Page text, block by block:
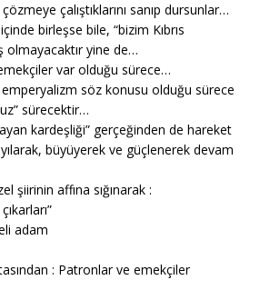
çalıştıklarını sanıp dursunlar…
birleşse bile, “bizim Kıbrıs
olmayacaktır yine de…
var olduğu sürece…
emperyalizm söz konusu olduğu sürece
sürecektir…
kardeşliği” gerçeğinden de hareket
büyüyerek ve güçlenerek devam
şiirinin affına sığınarak :
adam
: Patronlar ve emekçiler